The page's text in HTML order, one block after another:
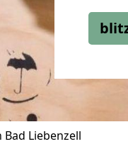
Liebenzell